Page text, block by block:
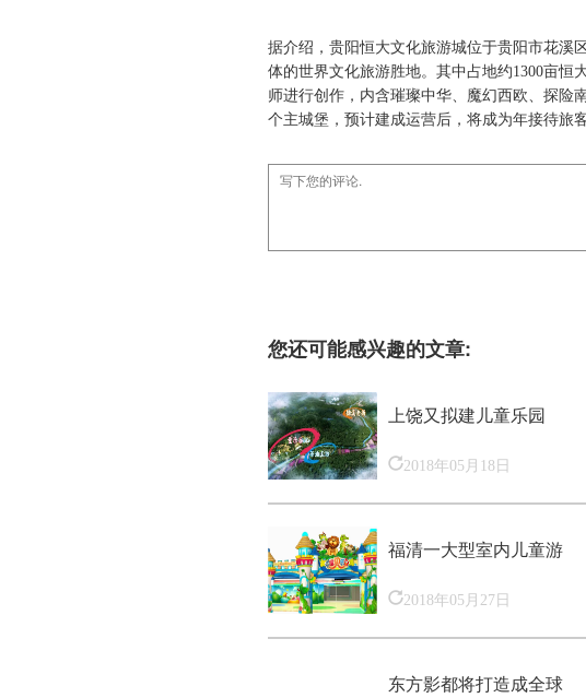
据介绍，贵阳恒大文化旅游城位于贵阳市花溪
体的世界文化旅游胜地。其中占地约1300亩恒
师进行创作，内含璀璨中华、魔幻西欧、探险
个主城堡，预计建成运营后，将成为年接待旅
您还可能感兴趣的文章:
上饶又拟建儿童乐园
2018年05月18日
福清一大型室内儿童游
2018年05月27日
东方影都将打造成全球